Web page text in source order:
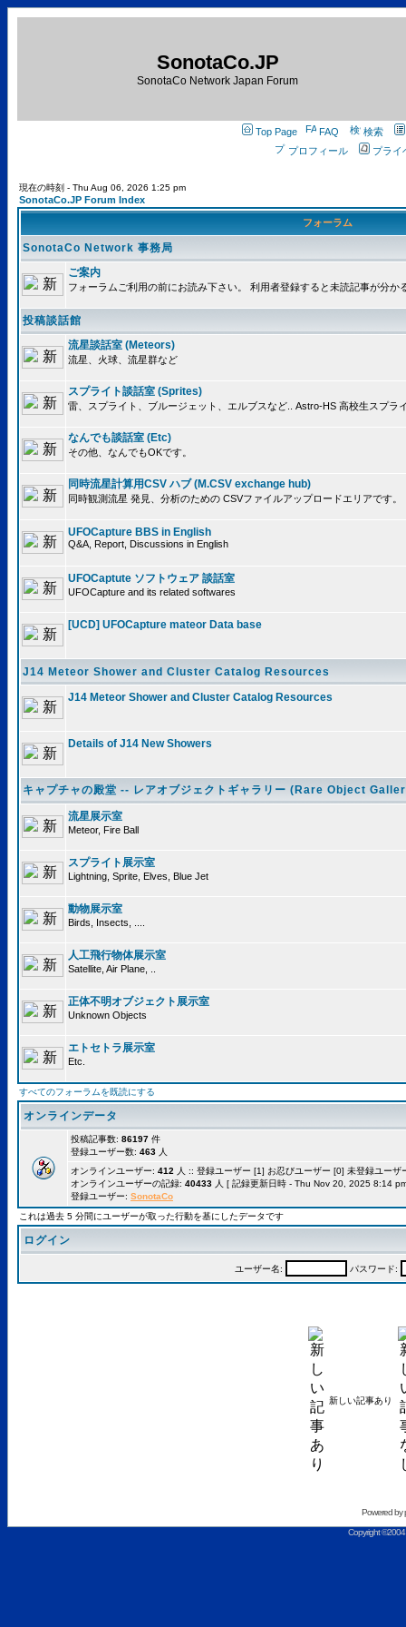
SonotaCo.JP
SonotaCo Network Japan Forum
Top Page FAQ
検索
プロフィール
プライ
現在の時刻 - Thu Aug 06, 2026 1:25 pm
SonotaCo.JP Forum Index
フォーラム
SonotaCo Network 事務局
ご案内
フォーラムご利用の前にお読み下さい。 利用者登録すると未読記事が分か
投稿談話館
流星談話室 (Meteors)
流星、火球、流星群など
スプライト談話室 (Sprites)
雷、スプライト、ブルージェット、エルブスなど.. Astro-HS 高校生スプラ
なんでも談話室 (Etc)
その他、なんでもOKです。
同時流星計算用CSV ハブ (M.CSV exchange hub)
同時観測流星 発見、分析のための CSVファイルアップロードエリアです。
UFOCapture BBS in English
Q&A, Report, Discussions in English
UFOCaptute ソフトウェア 談話室
UFOCapture and its related softwares
[UCD] UFOCapture mateor Data base
J14 Meteor Shower and Cluster Catalog Resources
J14 Meteor Shower and Cluster Catalog Resources
Details of J14 New Showers
キャプチャの殿堂 -- レアオブジェクトギャラリー (Rare Object
流星展示室
Meteor, Fire Ball
スプライト展示室
Lightning, Sprite, Elves, Blue Jet
動物展示室
Birds, Insects, ....
人工飛行物体展示室
Satellite, Air Plane, ..
正体不明オブジェクト展示室
Unknown Objects
エトセトラ展示室
Etc.
すべてのフォーラムを既読にする
オンラインデータ
投稿記事数: 86197 件
登録ユーザー数: 463 人
オンラインユーザー: 412 人 :: 登録ユーザー [1] お忍びユーザー [0] 未登録ユー
オンラインユーザーの記録: 40433 人 [ 記録更新日時 - Thu Nov 20, 2025 8:14
登録ユーザー: SonotaCo
これは過去 5 分間にユーザーが取った行動を基にしたデータです
ログイン
ユーザー名: パスワード:
新しい記事あり
Powered by
Copyright ©2004